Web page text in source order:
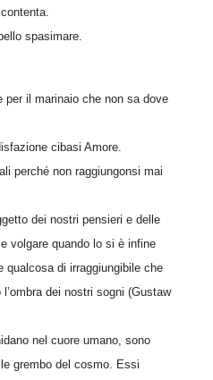
spasimare.
il marinaio che non sa dove
cibasi Amore.
perché non raggiungonsi mai
dei nostri pensieri e delle
volgare quando lo si è infine
qualcosa di irraggiungibile che
dei nostri sogni (Gustaw
nel cuore umano, sono
grembo del cosmo. Essi